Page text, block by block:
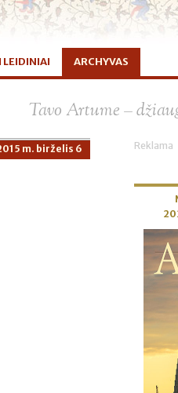
LEIDINIAI ARCHYVAS
Tavo Artume –
m. birželis 6 Reklama